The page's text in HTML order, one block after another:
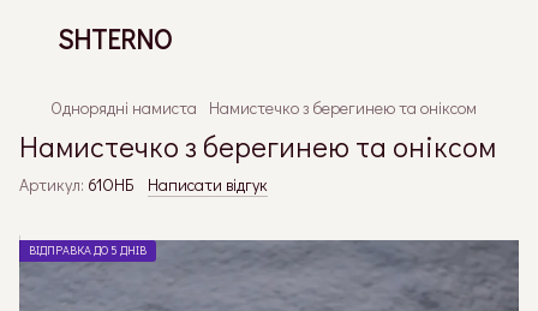
SHTERNO
Однорядні намиста Намистечко з берегинею та оніксом
Намистечко з берегинею та оніксом
Артикул: 61ОНБ Написати відгук
ВІДПРАВКА ДО 5 ДНІВ